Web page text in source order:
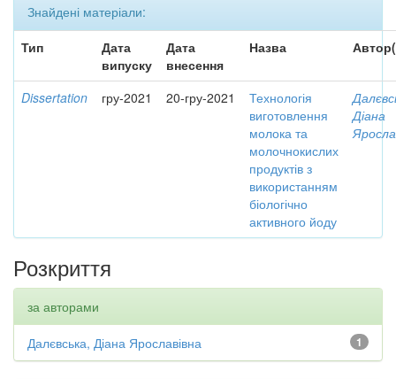
Знайдені матеріали:
Тип
Дата
випуску
Дата
внесення
Назва
Dissertation гру-2021 20-гру-2021
Технологія
виготовлення
молока та
молочнокислих
продуктів з
використанням
біологічно
активного йоду
Діана
Розкриття
за авторами
1
Далєвська, Діана Ярославівна